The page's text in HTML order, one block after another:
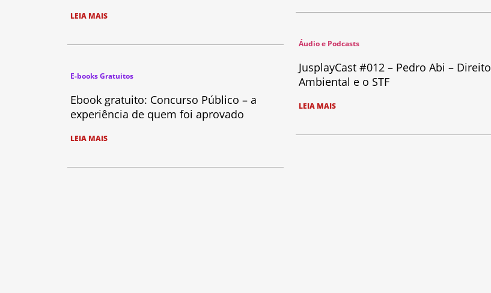
LEIA MAIS
E-books Gratuitos
Ebook gratuito: Concurso Público – a
experiência de quem foi aprovado
LEIA MAIS
Áudio e Podcasts
JusplayCast #012 – Pedro Abi – Direito
Ambiental e o STF
LEIA MAIS